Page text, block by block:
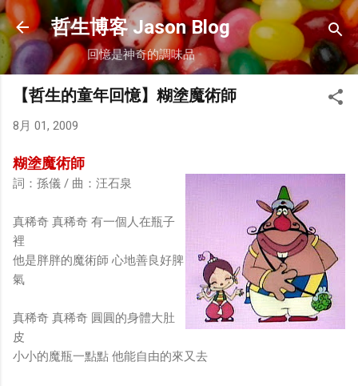
跳到主要內容
哲生博客 Jason Blog
回憶是神奇的調味品
【哲生的童年回憶】糊塗魔術師
8月 01, 2009
糊塗魔術師
詞：孫儀 / 曲：汪石泉
真稀奇 真稀奇 有一個人在瓶子
裡
他是胖胖的魔術師 心地善良好脾
氣
真稀奇 真稀奇 圓圓的身體大肚
皮
小小的魔瓶一點點 他能自由的來又去